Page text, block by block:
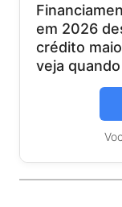
em 2026
crédito
veja